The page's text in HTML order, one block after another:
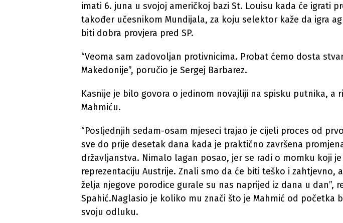
imati 6. juna u svojoj američkoj bazi St. Louisu kada će igrati
također učesnikom Mundijala, za koju selektor kaže da igra
biti dobra provjera pred SP.
“Veoma sam zadovoljan protivnicima. Probat ćemo dosta
Makedonije”, poručio je Sergej Barbarez.
Kasnije je bilo govora o jedinom novajliji na spisku putnika, a
Mahmiću.
“Posljednjih sedam-osam mjeseci trajao je cijeli proces od
sve do prije desetak dana kada je praktično završena
državljanstva. Nimalo lagan posao, jer se radi o momku koji je
reprezentaciju Austrije. Znali smo da će biti teško i zahtjevno,
želja njegove porodice gurale su nas naprijed iz dana u dan”,
Spahić.Naglasio je koliko mu znači što je Mahmić od početka
svoju odluku.